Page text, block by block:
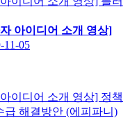
아이디어 소개 영상]
11-05